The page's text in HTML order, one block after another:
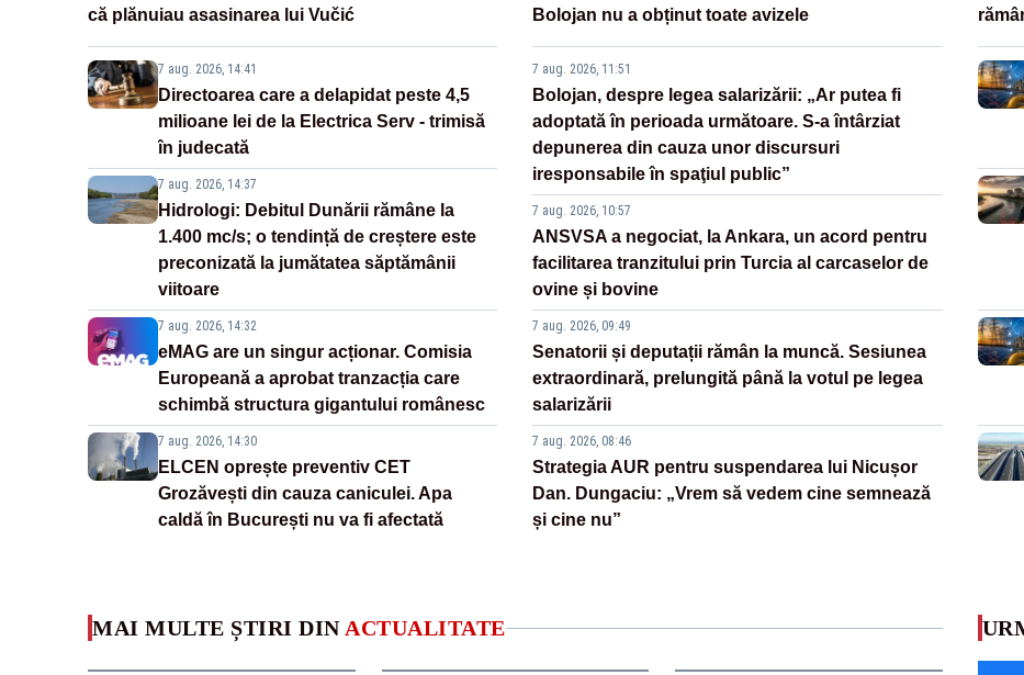
că plănuiau asasinarea lui Vučić
7 aug. 2026, 14:41
Directoarea care a delapidat peste 4,5
milioane lei de la Electrica Serv - trimisă
în judecată
7 aug. 2026, 14:37
Hidrologi: Debitul Dunării rămâne la
1.400 mc/s; o tendință de creștere este
preconizată la jumătatea săptămânii
viitoare
7 aug. 2026, 14:32
eMAG are un singur acționar. Comisia
Europeană a aprobat tranzacția care
schimbă structura gigantului românesc
7 aug. 2026, 14:30
ELCEN oprește preventiv CET
Grozăvești din cauza caniculei. Apa
caldă în București nu va fi afectată
Bolojan nu a obținut toate avizele
7 aug. 2026, 11:51
Bolojan, despre legea salarizării: „Ar putea fi
adoptată în perioada următoare. S-a întârziat
depunerea din cauza unor discursuri
iresponsabile în spaţiul public”
7 aug. 2026, 10:57
ANSVSA a negociat, la Ankara, un acord pentru
facilitarea tranzitului prin Turcia al carcaselor de
ovine și bovine
7 aug. 2026, 09:49
Senatorii și deputații rămân la muncă. Sesiunea
extraordinară, prelungită până la votul pe legea
salarizării
7 aug. 2026, 08:46
Strategia AUR pentru suspendarea lui Nicușor
Dan. Dungaciu: „Vrem să vedem cine semnează
și cine nu”
MAI MULTE ȘTIRI DIN ACTUALITATE